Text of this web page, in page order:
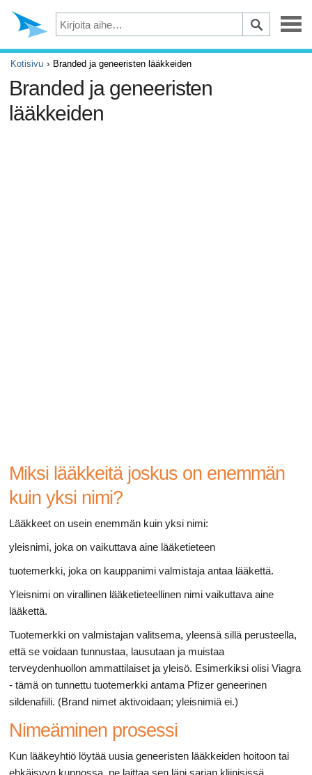
Masennus
Silmät
Tapaturmat ja ensiapu
Kotisivu Branded ja geneeristen lääkkeiden
Branded ja geneeristen
lääkkeiden
Miksi lääkkeitä joskus on enemmän
kuin yksi nimi?
Lääkkeet on usein enemmän kuin yksi nimi:
yleisnimi, joka on vaikuttava aine lääketieteen
tuotemerkki, joka on kauppanimi valmistaja antaa lääkettä.
Yleisnimi on virallinen lääketieteellinen nimi vaikuttava aine
lääkettä.
Tuotemerkki on valmistajan valitsema, yleensä sillä perusteella,
että se voidaan tunnustaa, lausutaan ja muistaa
terveydenhuollon ammattilaiset ja yleisö. Esimerkiksi olisi Viagra
- tämä on tunnettu tuotemerkki antama Pfizer geneerinen
sildenafiili. (Brand nimet aktivoidaan; yleisnimiä ei.)
Nimeäminen prosessi
Kun lääkeyhtiö löytää uusia geneeristen lääkkeiden hoitoon tai
ehkäisyyn kunnossa, ne laittaa sen läpi sarjan kliinisissä